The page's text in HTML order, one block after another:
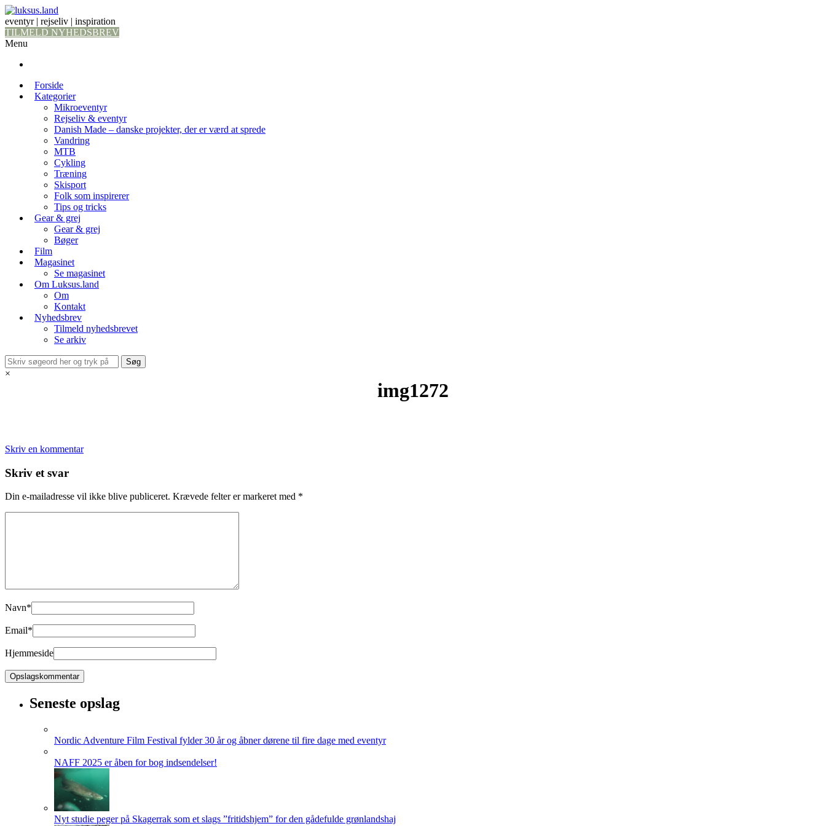
eventyr | rejseliv | inspiration
TILMELD NYHEDSBREV
Menu
Forside
Kategorier
Mikroeventyr
Rejseliv & eventyr
Danish Made – danske projekter, der er værd at sprede
Vandring
MTB
Cykling
Træning
Skisport
Folk som inspirerer
Tips og tricks
Gear & grej
Gear & grej
Bøger
Film
Magasinet
Se magasinet
Om Luksus.land
Om
Kontakt
Nyhedsbrev
Tilmeld nyhedsbrevet
Se arkiv
×
img1272
Skriv en kommentar
Skriv et svar
Din e-mailadresse vil ikke blive publiceret. Krævede felter er markeret med *
Navn*
Email*
Hjemmeside
Seneste opslag
Nordic Adventure Film Festival fylder 30 år og åbner dørene til fire dage med eventyr
NAFF 2025 er åben for bog indsendelser!
Nyt studie peger på Skagerrak som et slags ”fritidshjem” for den gådefulde grønlandshaj